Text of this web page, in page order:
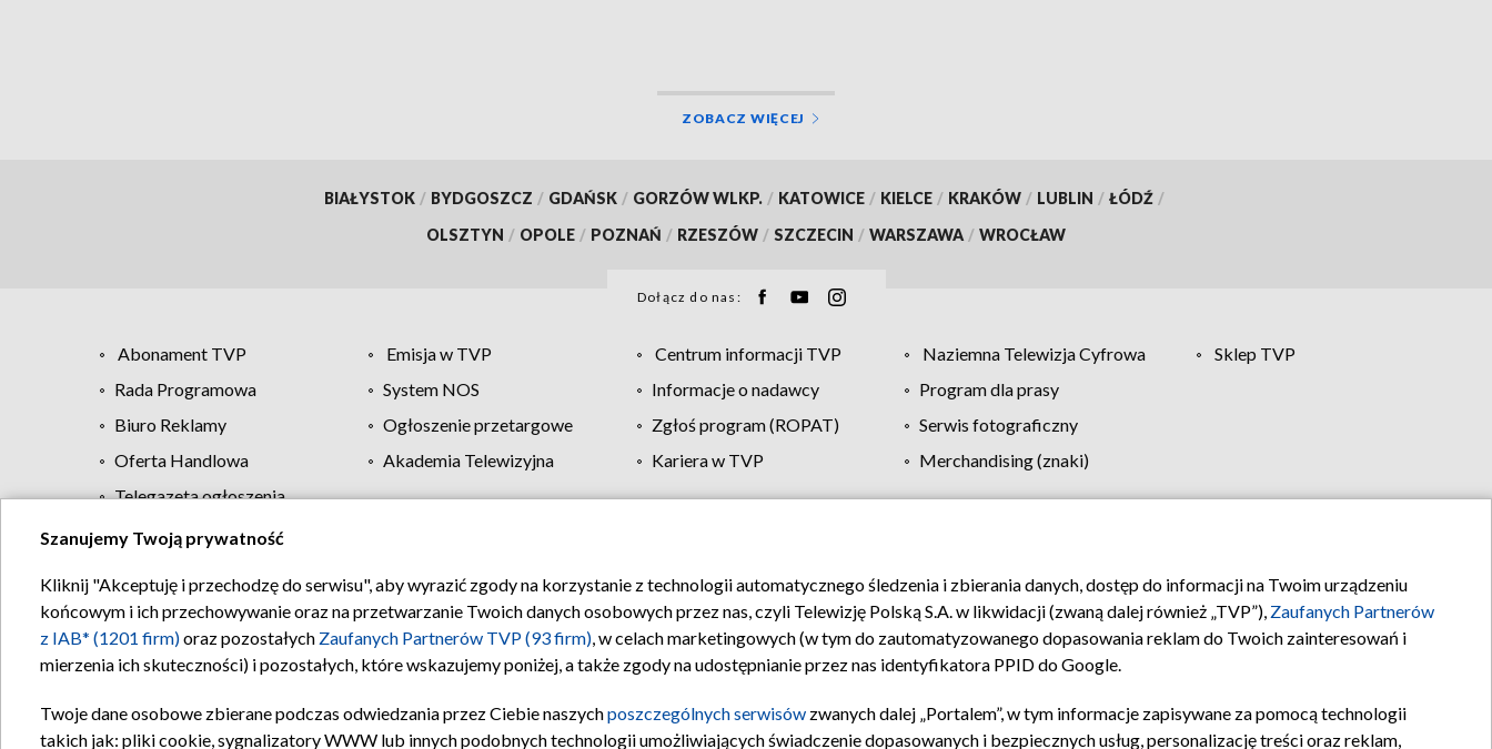
ZOBACZ WIĘCEJ
BIAŁYSTOK / BYDGOSZCZ / GDAŃSK / GORZÓW WLKP. / KATOWICE / KIELCE / KRAKÓW / LUBLIN / ŁÓDŹ /
OLSZTYN / OPOLE / POZNAŃ / RZESZÓW / SZCZECIN / WARSZAWA / WROCŁAW
Dołącz do nas:
Abonament TVP Emisja w TVP Centrum informacji TVP Naziemna Telewizja Cyfrowa
Sklep TVP
Rada Programowa
System NOS Informacje o nadawcy
Program dla prasy
Biuro Reklamy
Ogłoszenie przetargowe Zgłoś program (ROPAT)
Serwis fotograficzny
Oferta Handlowa
Akademia Telewizyjna Kariera w TVP
Merchandising (znaki)
Telegazeta ogłoszenia
Regulamin TVP Polityka prywatności Moje zgody Pomoc Biuro reklamy Kontakt
Szanujemy Twoją prywatność
Kliknij "Akceptuję i przechodzę do serwisu", aby wyrazić zgody na korzystanie z technologii automatycznego śledzenia i zbierania danych, dostęp do informacji na Twoim urządzeniu
końcowym i ich przechowywanie oraz na przetwarzanie Twoich danych osobowych przez nas, czyli Telewizję Polską S.A. w likwidacji (zwaną dalej również „TVP”), Zaufanych Partnerów
z IAB* (1201 firm)oraz pozostałych Zaufanych Partnerów TVP (93 firm), w celach marketingowych (w tym do zautomatyzowanego dopasowania reklam do Twoich zainteresowań i
mierzenia ich skuteczności) i pozostałych, które wskazujemy poniżej, a także zgody na udostępnianie przez nas identyfikatora PPID do Google.
Twoje dane osobowe zbierane podczas odwiedzania przez Ciebie naszychposzczególnych serwisów zwanych dalej „Portalem”, w tym informacje zapisywane za pomocą technologii
takich jak: pliki cookie, sygnalizatory WWW lub innych podobnych technologii umożliwiających świadczenie dopasowanych i bezpiecznych usług, personalizację treści oraz reklam,